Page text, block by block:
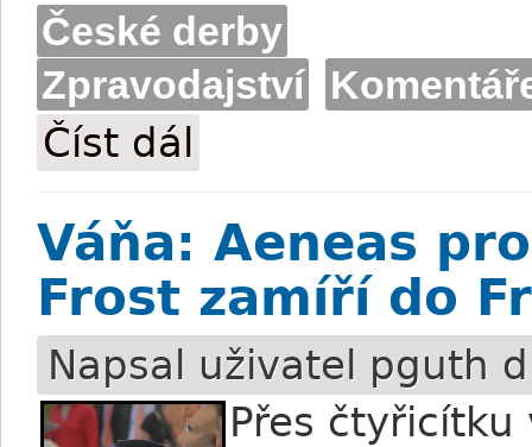
České derby
Zpravodajství
Číst dál
Váňa: Aeneas
Frost zamíří do
Napsal uživatel pguth
Přes